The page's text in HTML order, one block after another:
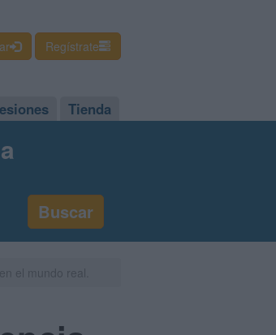
Regístrate
Tienda